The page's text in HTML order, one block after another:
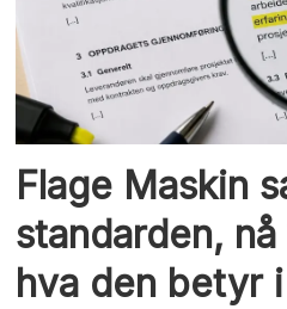
Flage Maskin
standarden,
hva den betyr